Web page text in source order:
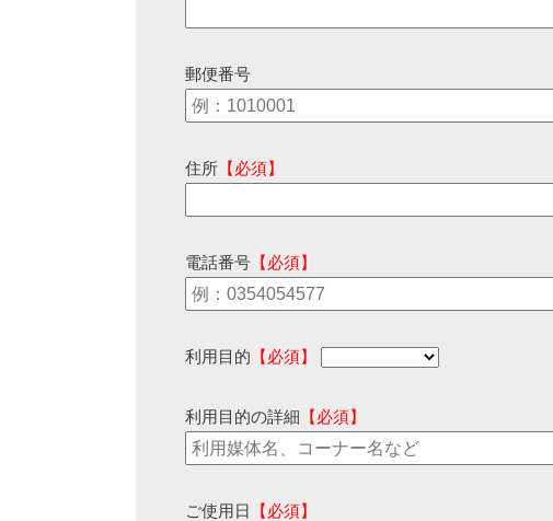
郵便番号
住所 【必須】
電話番号 【必須】
利用目的 【必須】
利用目的の詳細 【必須】
ご使用日 【必須】